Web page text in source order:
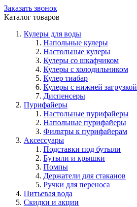
Заказать звонок
Каталог товаров
Кулеры для воды
Напольные кулеры
Настольные кулеры
Кулеры со шкафчиком
Кулеры с холодильником
Кулер тиабар
Кулеры с нижней загрузкой
Диспенсеры
Пурифайеры
Настольные пурифайеры
Напольные пурифайеры
Фильтры к пурифайерам
Аксессуары
Подставки под бутыли
Бутыли и крышки
Помпы
Держатели для стаканов
Ручки для переноса
Питьевая вода
Скидки и акции